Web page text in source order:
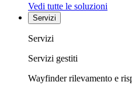
Vedi tutte le soluzioni
Servizi
Servizi
Servizi gestiti
Wayfinder rilevamento e